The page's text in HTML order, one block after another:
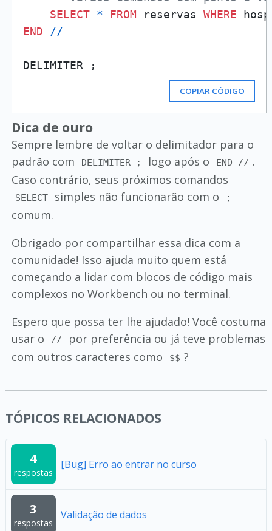
SELECT * FROM reservas WHERE
END
//
COPIAR CÓDIGO
Dica de ouro
Sempre lembre de voltar o delimitador para o
padrão com
DELIMITER ; logo após o END // .
Caso contrário, seus próximos comandos
SELECT simples não funcionarão com o ;
comum.
Obrigado por compartilhar essa dica com a
comunidade! Isso ajuda muito quem está
começando a lidar com blocos de código mais
complexos no Workbench ou no terminal.
Espero que possa ter lhe ajudado! Você costuma
usar o
//
por preferência ou já teve problemas
com outros caracteres como
$$ ?
TÓPICOS RELACIONADOS
4
respostas
[Bug] Erro ao entrar no curso
3
respostas
Validação de dados